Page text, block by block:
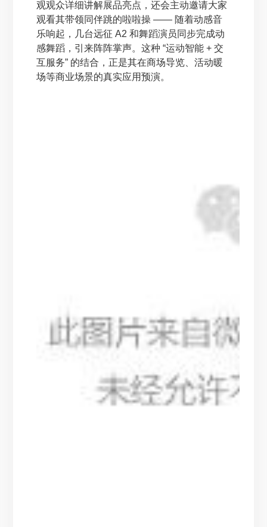
观观众详细讲解展品亮点，还会主动邀请大家
观看其带领同伴跳的啦啦操 —— 随着动感音
乐响起，几台远征 A2 和舞蹈演员同步完成动
感舞蹈，引来阵阵掌声。这种 “运动智能 + 交
互服务” 的结合，正是其在商场导览、活动暖
场等商业场景的真实应用预演。